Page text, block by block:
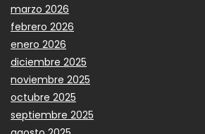
marzo 2026
febrero 2026
enero 2026
diciembre 2025
noviembre 2025
octubre 2025
septiembre 2025